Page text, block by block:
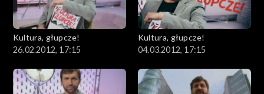
Kultura, głupcze!
26.02.2012, 17:15
Kultura, głupcze!
04.03.2012, 17:15